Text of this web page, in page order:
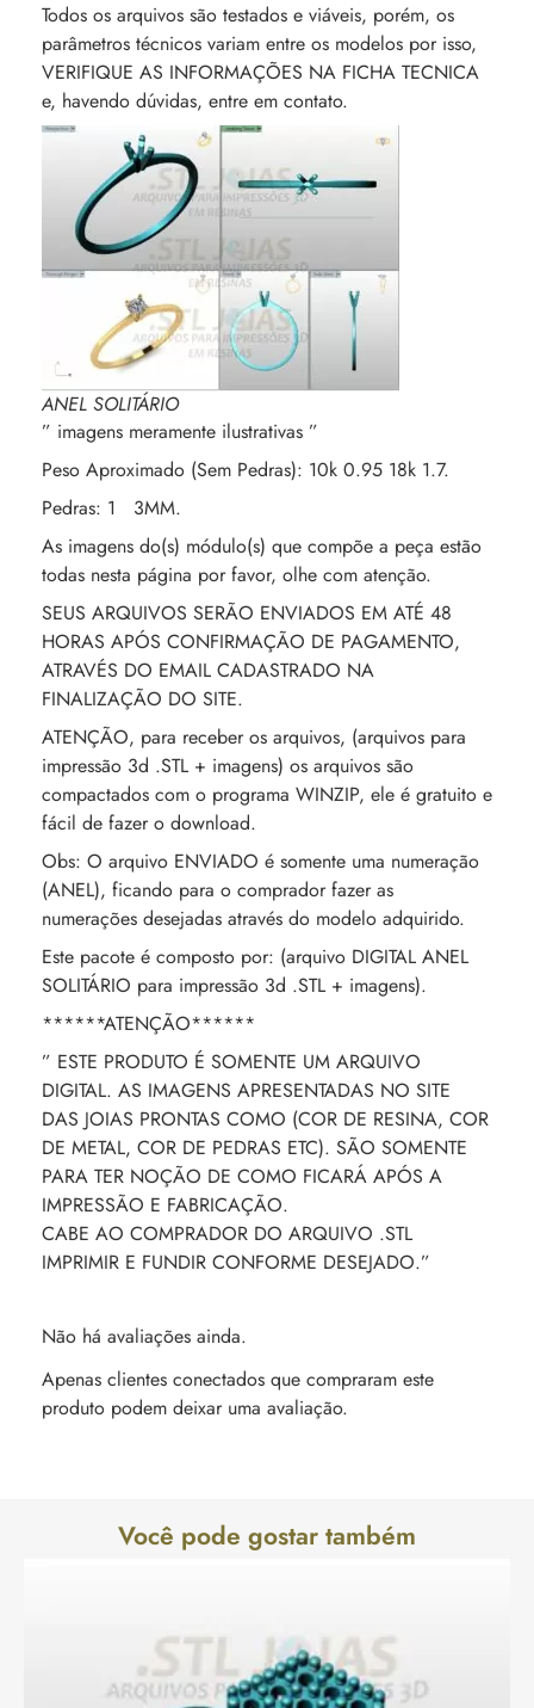
Todos os arquivos são testados e viáveis, porém, os
parâmetros técnicos variam entre os modelos por isso,
VERIFIQUE AS INFORMAÇÕES NA FICHA TECNICA
e, havendo dúvidas, entre em contato.
ANEL SOLITÁRIO
” imagens meramente ilustrativas ”
Peso Aproximado (Sem Pedras): 10k 0.95 18k 1.7.
Pedras: 1 3MM.
As imagens do(s) módulo(s) que compõe a peça estão
todas nesta página por favor, olhe com atenção.
SEUS ARQUIVOS SERÃO ENVIADOS EM ATÉ 48
HORAS APÓS CONFIRMAÇÃO DE PAGAMENTO,
ATRAVÉS DO EMAIL CADASTRADO NA
FINALIZAÇÃO DO SITE.
ATENÇÃO, para receber os arquivos, (arquivos para
impressão 3d .STL + imagens) os arquivos são
compactados com o programa WINZIP, ele é gratuito e
fácil de fazer o download.
Obs: O arquivo ENVIADO é somente uma numeração
(ANEL), ficando para o comprador fazer as
numerações desejadas através do modelo adquirido.
Este pacote é composto por: (arquivo DIGITAL ANEL
SOLITÁRIO para impressão 3d .STL + imagens).
******ATENÇÃO******
” ESTE PRODUTO É SOMENTE UM ARQUIVO
DIGITAL. AS IMAGENS APRESENTADAS NO SITE
DAS JOIAS PRONTAS COMO (COR DE RESINA, COR
DE METAL, COR DE PEDRAS ETC). SÃO SOMENTE
PARA TER NOÇÃO DE COMO FICARÁ APÓS A
IMPRESSÃO E FABRICAÇÃO.
CABE AO COMPRADOR DO ARQUIVO .STL
IMPRIMIR E FUNDIR CONFORME DESEJADO.”
Não há avaliações ainda.
Apenas clientes conectados que compraram este
produto podem deixar uma avaliação.
Você pode gostar também